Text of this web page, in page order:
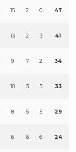
15 2 0 47
13 2 3 41
9 7 2 34
10 3 5 33
8 5 5 29
6 6 6 24